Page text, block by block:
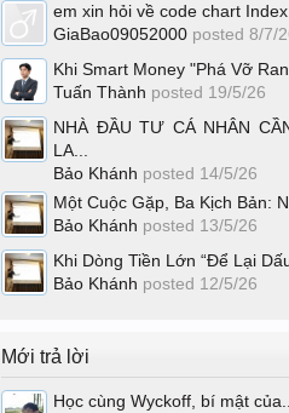
em xin hỏi về code chart
GiaBao09052000 posted 8/7/
Khi Smart Money "Phá Vỡ
Tuấn Thành posted 19/5/26
NHÀ ĐẦU TƯ CÁ NHÂN
LA...
Bảo Khánh posted 14/5/26
Một Cuộc Gặp, Ba Kịch Bản:
Bảo Khánh posted 13/5/26
Khi Dòng Tiền Lớn “Để Lại
Bảo Khánh posted 12/5/26
Mới trả lời
Học cùng Wyckoff, bí mật của...